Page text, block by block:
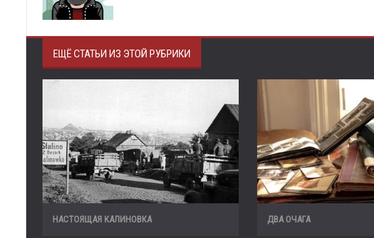
ЕЩЁ СТАТЬИ ИЗ ЭТОЙ РУБРИКИ
НАСТОЯЩАЯ КАЛИНОВКА ДВА ОЧАГА